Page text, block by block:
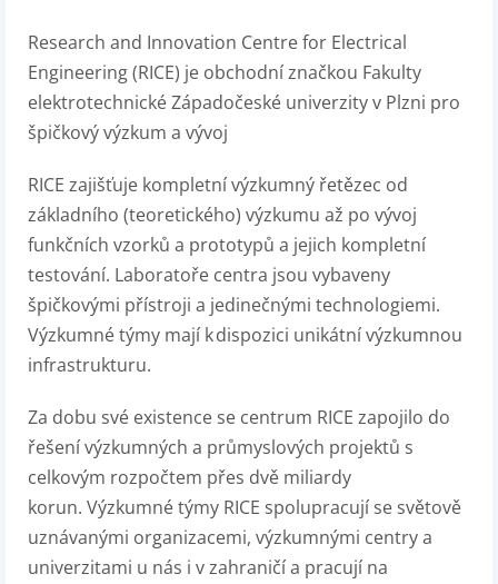
Research and Innovation Centre for Electrical
Engineering (RICE) je obchodní značkou Fakulty
elektrotechnické Západočeské univerzity v Plzni pro
špičkový výzkum a vývoj
RICE zajišťuje kompletní výzkumný řetězec od
základního (teoretického) výzkumu až po vývoj
funkčních vzorků a prototypů a jejich kompletní
testování. Laboratoře centra jsou vybaveny
špičkovými přístroji a jedinečnými technologiemi.
Výzkumné týmy mají k dispozici unikátní výzkumnou
infrastrukturu.
Za dobu své existence se centrum RICE zapojilo do
řešení výzkumných a průmyslových projektů s
celkovým rozpočtem přes dvě miliardy
korun. Výzkumné týmy RICE spolupracují se světově
uznávanými organizacemi, výzkumnými centry a
univerzitami u nás i v zahraničí a pracují na